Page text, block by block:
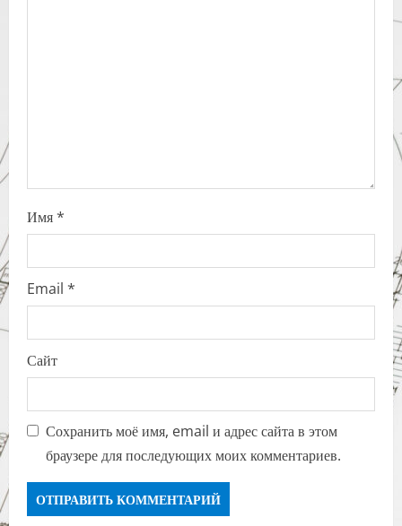
Имя*
Email *
Сайт
Сохранить моё имя, email и адрес сайта в этом
браузере для последующих моих комментариев.